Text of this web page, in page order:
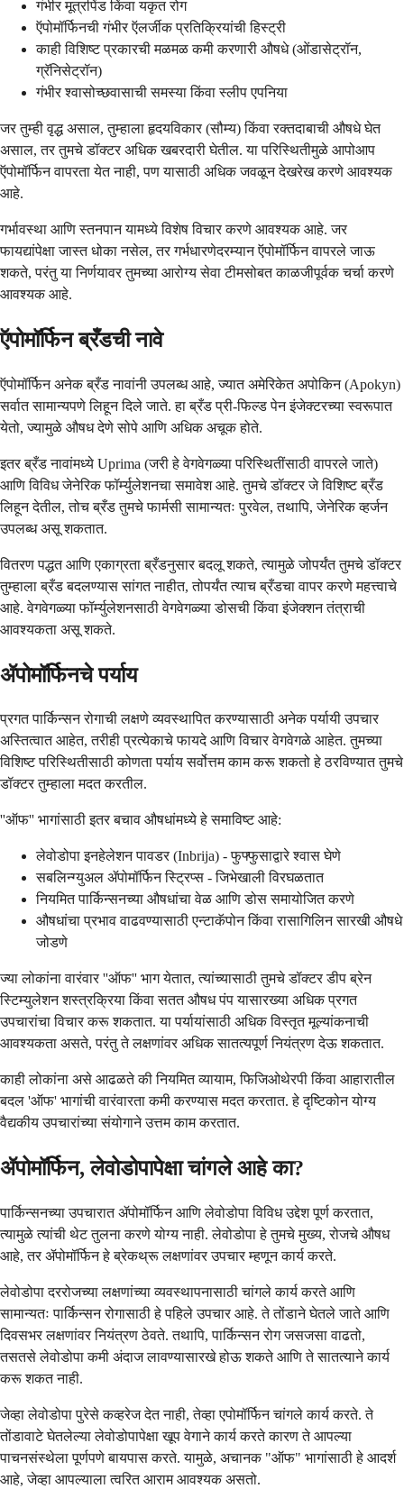
गंभीर मूत्रपिंड किंवा यकृत रोग
ऍपोमॉर्फिनची गंभीर ऍलर्जीक प्रतिक्रियांची हिस्ट्री
काही विशिष्ट प्रकारची मळमळ कमी करणारी औषधे (ओंडासेट्रॉन,
ग्रॅनिसेट्रॉन)
गंभीर श्वासोच्छवासाची समस्या किंवा स्लीप एपनिया
जर तुम्ही वृद्ध असाल, तुम्हाला हृदयविकार (सौम्य) किंवा रक्तदाबाची औषधे घेत
असाल, तर तुमचे डॉक्टर अधिक खबरदारी घेतील. या परिस्थितीमुळे आपोआप
ऍपोमॉर्फिन वापरता येत नाही, पण यासाठी अधिक जवळून देखरेख करणे आवश्यक
आहे.
गर्भावस्था आणि स्तनपान यामध्ये विशेष विचार करणे आवश्यक आहे. जर
फायद्यांपेक्षा जास्त धोका नसेल, तर गर्भधारणेदरम्यान ऍपोमॉर्फिन वापरले जाऊ
शकते, परंतु या निर्णयावर तुमच्या आरोग्य सेवा टीमसोबत काळजीपूर्वक चर्चा करणे
आवश्यक आहे.
ऍपोमॉर्फिन ब्रँडची नावे
ऍपोमॉर्फिन अनेक ब्रँड नावांनी उपलब्ध आहे, ज्यात अमेरिकेत अपोकिन (Apokyn)
सर्वात सामान्यपणे लिहून दिले जाते. हा ब्रँड प्री-फिल्ड पेन इंजेक्टरच्या स्वरूपात
येतो, ज्यामुळे औषध देणे सोपे आणि अधिक अचूक होते.
इतर ब्रँड नावांमध्ये Uprima (जरी हे वेगवेगळ्या परिस्थितींसाठी वापरले जाते)
आणि विविध जेनेरिक फॉर्म्युलेशनचा समावेश आहे. तुमचे डॉक्टर जे विशिष्ट ब्रँड
लिहून देतील, तोच ब्रँड तुमचे फार्मसी सामान्यतः पुरवेल, तथापि, जेनेरिक व्हर्जन
उपलब्ध असू शकतात.
वितरण पद्धत आणि एकाग्रता ब्रँडनुसार बदलू शकते, त्यामुळे जोपर्यंत तुमचे डॉक्टर
तुम्हाला ब्रँड बदलण्यास सांगत नाहीत, तोपर्यंत त्याच ब्रँडचा वापर करणे महत्त्वाचे
आहे. वेगवेगळ्या फॉर्म्युलेशनसाठी वेगवेगळ्या डोसची किंवा इंजेक्शन तंत्राची
आवश्यकता असू शकते.
ॲपोमॉर्फिनचे पर्याय
प्रगत पार्किन्सन रोगाची लक्षणे व्यवस्थापित करण्यासाठी अनेक पर्यायी उपचार
अस्तित्वात आहेत, तरीही प्रत्येकाचे फायदे आणि विचार वेगवेगळे आहेत. तुमच्या
विशिष्ट परिस्थितीसाठी कोणता पर्याय सर्वोत्तम काम करू शकतो हे ठरविण्यात तुमचे
डॉक्टर तुम्हाला मदत करतील.
''ऑफ'' भागांसाठी इतर बचाव औषधांमध्ये हे समाविष्ट आहे:
लेवोडोपा इनहेलेशन पावडर (Inbrija) - फुफ्फुसाद्वारे श्वास घेणे
सबलिन्ग्युअल ॲपोमॉर्फिन स्ट्रिप्स - जिभेखाली विरघळतात
नियमित पार्किन्सनच्या औषधांचा वेळ आणि डोस समायोजित करणे
औषधांचा प्रभाव वाढवण्यासाठी एन्टाकॅपोन किंवा रासागिलिन सारखी औषधे
जोडणे
ज्या लोकांना वारंवार ''ऑफ'' भाग येतात, त्यांच्यासाठी तुमचे डॉक्टर डीप ब्रेन
स्टिम्युलेशन शस्त्रक्रिया किंवा सतत औषध पंप यासारख्या अधिक प्रगत
उपचारांचा विचार करू शकतात. या पर्यायांसाठी अधिक विस्तृत मूल्यांकनाची
आवश्यकता असते, परंतु ते लक्षणांवर अधिक सातत्यपूर्ण नियंत्रण देऊ शकतात.
काही लोकांना असे आढळते की नियमित व्यायाम, फिजिओथेरपी किंवा आहारातील
बदल 'ऑफ' भागांची वारंवारता कमी करण्यास मदत करतात. हे दृष्टिकोन योग्य
वैद्यकीय उपचारांच्या संयोगाने उत्तम काम करतात.
ॲपोमॉर्फिन, लेवोडोपापेक्षा चांगले आहे का?
पार्किन्सनच्या उपचारात ॲपोमॉर्फिन आणि लेवोडोपा विविध उद्देश पूर्ण करतात,
त्यामुळे त्यांची थेट तुलना करणे योग्य नाही. लेवोडोपा हे तुमचे मुख्य, रोजचे औषध
आहे, तर ॲपोमॉर्फिन हे ब्रेकथ्रू लक्षणांवर उपचार म्हणून कार्य करते.
लेवोडोपा दररोजच्या लक्षणांच्या व्यवस्थापनासाठी चांगले कार्य करते आणि
सामान्यतः पार्किन्सन रोगासाठी हे पहिले उपचार आहे. ते तोंडाने घेतले जाते आणि
दिवसभर लक्षणांवर नियंत्रण ठेवते. तथापि, पार्किन्सन रोग जसजसा वाढतो,
तसतसे लेवोडोपा कमी अंदाज लावण्यासारखे होऊ शकते आणि ते सातत्याने कार्य
करू शकत नाही.
जेव्हा लेवोडोपा पुरेसे कव्हरेज देत नाही, तेव्हा एपोमॉर्फिन चांगले कार्य करते. ते
तोंडावाटे घेतलेल्या लेवोडोपापेक्षा खूप वेगाने कार्य करते कारण ते आपल्या
पाचनसंस्थेला पूर्णपणे बायपास करते. यामुळे, अचानक "ऑफ" भागांसाठी हे आदर्श
आहे, जेव्हा आपल्याला त्वरित आराम आवश्यक असतो.